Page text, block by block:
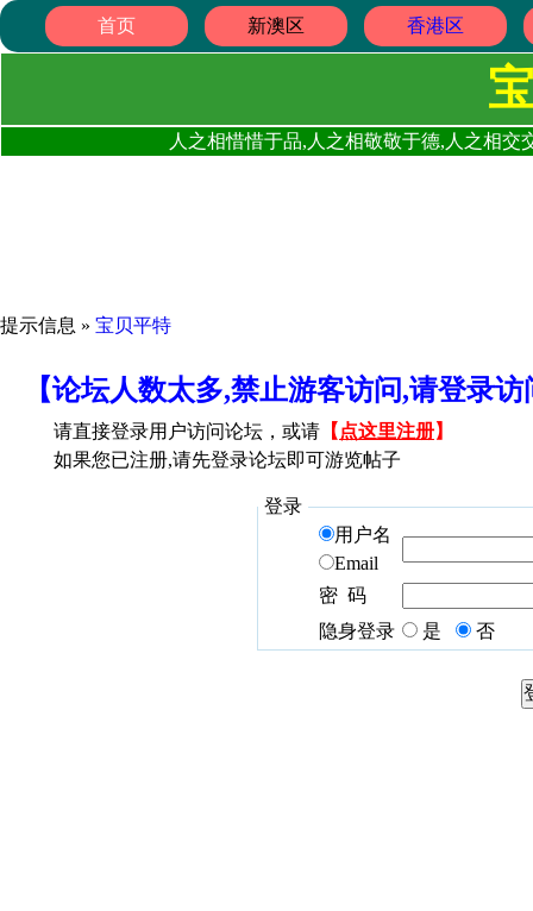
首页 新澳区 香港区
人之相惜惜于品,人之相敬敬于德,人之相
提示信息 » 宝贝平特
【论坛人数太多,禁止游客访问,请登录
请直接登录用户访问论坛，或请 【 点这里注册】
如果您已注册,请先登录论坛即可游览帖子
登录
用户名
Email
密 码
隐身登录
是 否